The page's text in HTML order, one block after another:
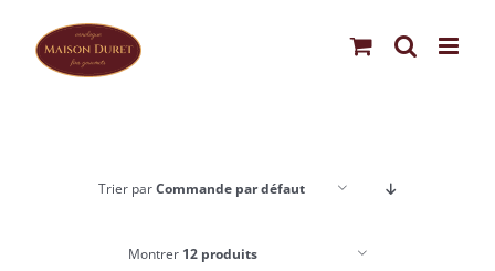
contenu
Trier parCommande par défaut
Montrer 12 produits